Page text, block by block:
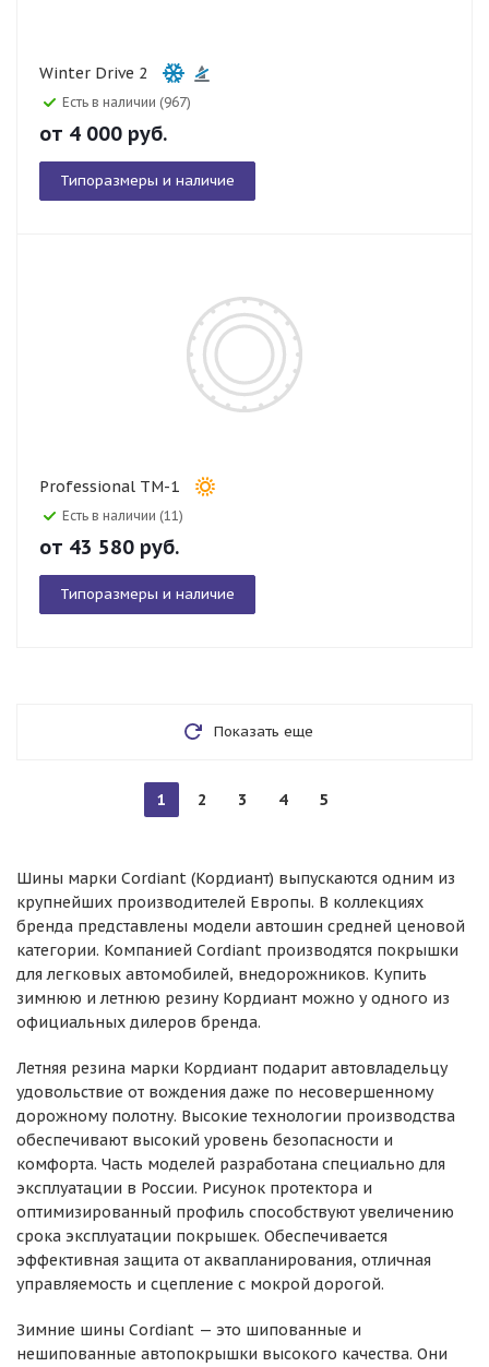
Winter Drive 2
Есть в наличии (967)
от 4 000 руб.
Типоразмеры и наличие
Professional TM-1
Есть в наличии (11)
от 43 580 руб.
Типоразмеры и наличие
Показать еще
1 2 3 4 5
Шины марки Cordiant (Кордиант) выпускаются одним из
крупнейших производителей Европы. В коллекциях
бренда представлены модели автошин средней ценовой
категории. Компанией Cordiant производятся покрышки
для легковых автомобилей, внедорожников. Купить
зимнюю и летнюю резину Кордиант можно у одного из
официальных дилеров бренда.
Летняя резина марки Кордиант подарит автовладельцу
удовольствие от вождения даже по несовершенному
дорожному полотну. Высокие технологии производства
обеспечивают высокий уровень безопасности и
комфорта. Часть моделей разработана специально для
эксплуатации в России. Рисунок протектора и
оптимизированный профиль способствуют увеличению
срока эксплуатации покрышек. Обеспечивается
эффективная защита от аквапланирования, отличная
управляемость и сцепление с мокрой дорогой.
Зимние шины Cordiant — это шипованные и
нешипованные автопокрышки высокого качества. Они